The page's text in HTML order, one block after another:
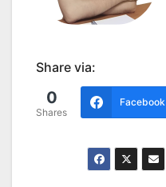
Share via:
0
Shares
Facebook